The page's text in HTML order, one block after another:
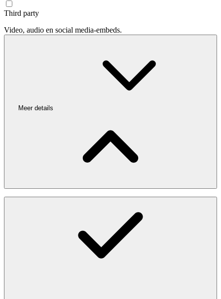
Third party
Video, audio en social media-embeds.
Meer details